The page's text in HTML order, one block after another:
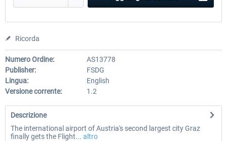
Ricorda
Numero Ordine:
AS13778
Publisher:
FSDG
Lingua:
English
Versione corrente:
1.2
Descrizione
The international airport of Austria's second largest city Graz
finally gets the Flight... altro